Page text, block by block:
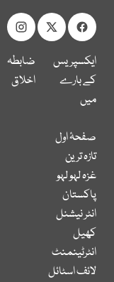
ایکسپریس
کے بارے
میں
ضابطہ
اخلاق
صفحۂ اول
تازہ ترین
غزہ لہو لہو
پاکستان
انٹر نیشنل
کھیل
انٹرٹینمنٹ
لائف اسٹائل